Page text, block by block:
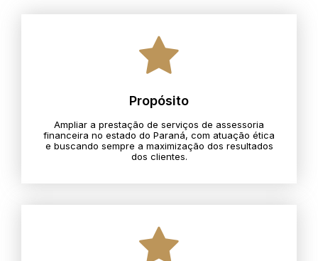
Propósito
Ampliar a prestação de serviços de assessoria
financeira no estado do Paraná, com atuação ética
e buscando sempre a maximização dos resultados
dos clientes.